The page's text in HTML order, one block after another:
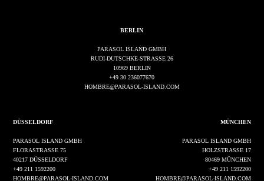
BERLIN
PARASOL ISLAND GMBH
RUDI-DUTSCHKE-STRASSE 26
10969 BERLIN
+49 30 236077670
HOMBRE@PARASOL-ISLAND.COM
DÜSSELDORF
PARASOL ISLAND GMBH
FLORASTRASSE 75
40217 DÜSSELDORF
+49 211 1592200
HOMBRE@PARASOL-ISLAND.COM
MÜNCHEN
PARASOL ISLAND GMBH
HOLZSTRASSE 17
80469 MÜNCHEN
+49 211 1592200
HOMBRE@PARASOL-ISLAND.COM